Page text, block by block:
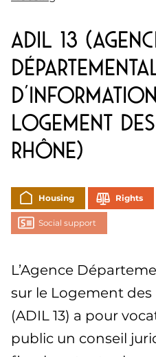
ADIL 13
Logement
Rhône)
Housing Rights
Social support
L’Agence
sur le Logement
(ADIL 13) a pour
public un conseil